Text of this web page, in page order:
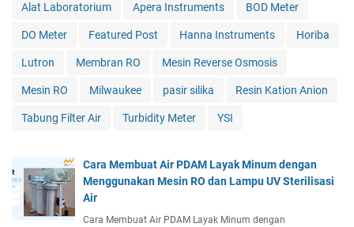
Alat Laboratorium Apera Instruments BOD Meter
DO Meter Featured Post Hanna Instruments Horiba
Lutron Membran RO Mesin Reverse Osmosis
Mesin RO Milwaukee pasir silika Resin Kation Anion
Tabung Filter Air Turbidity Meter YSI
Cara Membuat Air PDAM Layak Minum dengan
Menggunakan Mesin RO dan Lampu UV Sterilisasi
Air
Cara Membuat Air PDAM Layak Minum dengan